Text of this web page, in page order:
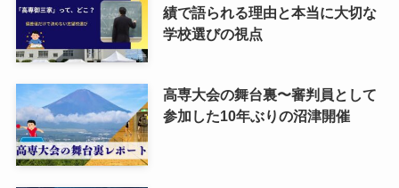
績で語られる理由と本当に大切な
学校選びの視点
高専大会の舞台裏〜審判員として
参加した10年ぶりの沼津開催